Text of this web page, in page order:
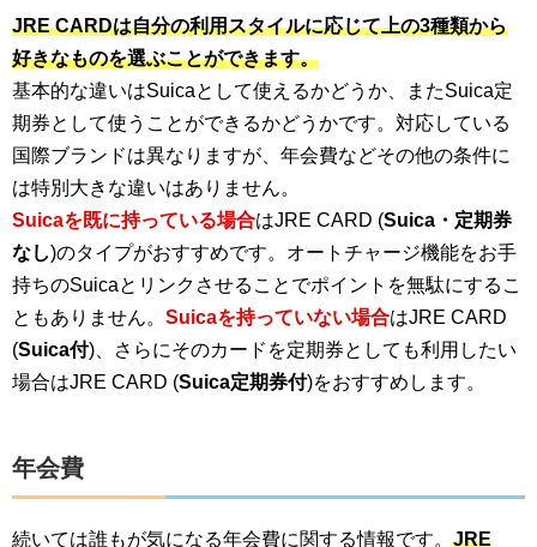
JRE CARDは自分の利用スタイルに応じて上の3種類から
好きなものを選ぶことができます。
基本的な違いはSuicaとして使えるかどうか、またSuica定
期券として使うことができるかどうかです。対応している
国際ブランドは異なりますが、年会費などその他の条件に
は特別大きな違いはありません。
Suicaを既に持っている場合はJRE CARD (Suica・定期券
なし)のタイプがおすすめです。オートチャージ機能をお手
持ちのSuicaとリンクさせることでポイントを無駄にするこ
ともありません。 Suicaを持っていない場合はJRE CARD
(Suica付)、さらにそのカードを定期券としても利用したい
場合はJRE CARD (Suica定期券付)をおすすめします。
年会費
続いては誰もが気になる年会費に関する情報です。 JRE